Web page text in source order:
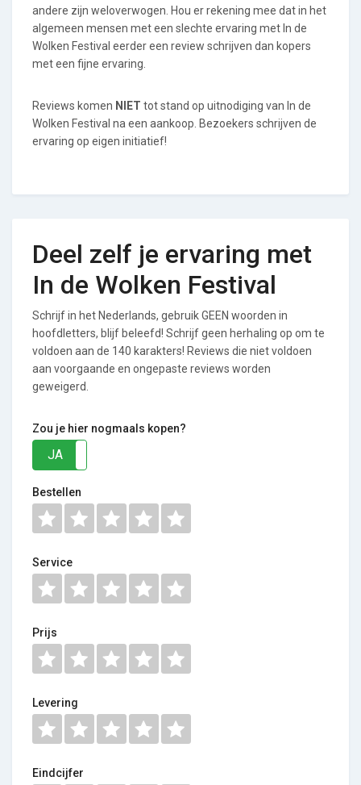
andere zijn weloverwogen. Hou er rekening mee dat in het
algemeen mensen met een slechte ervaring met In de
Wolken Festival eerder een review schrijven dan kopers
met een fijne ervaring.
Reviews komen NIET tot stand op uitnodiging van In de
Wolken Festival na een aankoop. Bezoekers schrijven de
ervaring op eigen initiatief!
Deel zelf je ervaring met
In de Wolken Festival
Schrijf in het Nederlands, gebruik GEEN woorden in
hoofdletters, blijf beleefd! Schrijf geen herhaling op om te
voldoen aan de 140 karakters! Reviews die niet voldoen
aan voorgaande en ongepaste reviews worden
geweigerd.
Zou je hier nogmaals kopen?
JA
Bestellen
Service
Prijs
Levering
Eindcijfer